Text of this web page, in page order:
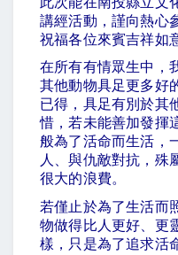
講經活動，謹向熱心
祝福各位來賓吉祥如
在所有有情眾生中，
其他動物具足更多好
已得，具足有別於其
惜，若未能善加發揮
般為了活命而生活，
人、與仇敵對抗，殊
很大的浪費。
若僅止於為了生活而
物做得比人更好、更
樣，只是為了追求活